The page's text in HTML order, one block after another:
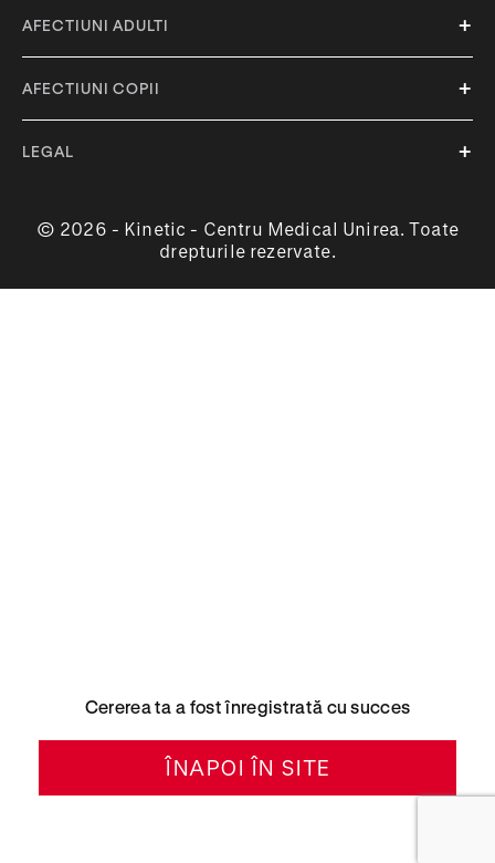
AFECTIUNI ADULTI
AFECTIUNI COPII
LEGAL
© 2026 - Kinetic - Centru Medical Unirea. Toate
drepturile rezervate.
Cererea ta a fost înregistrată cu succes
ÎNAPOI ÎN SITE